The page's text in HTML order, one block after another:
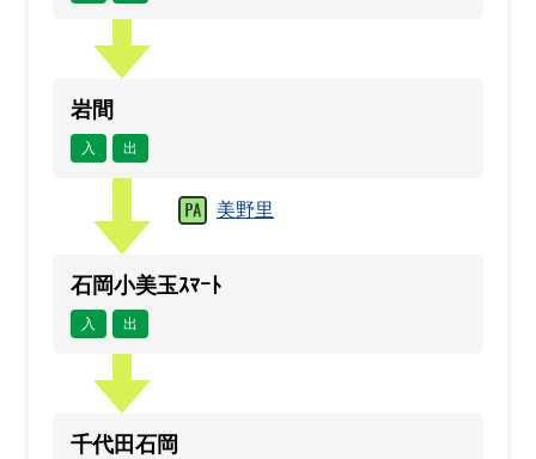
岩間
入 出
美野里
石岡小美玉ｽﾏｰﾄ
入 出
千代田石岡